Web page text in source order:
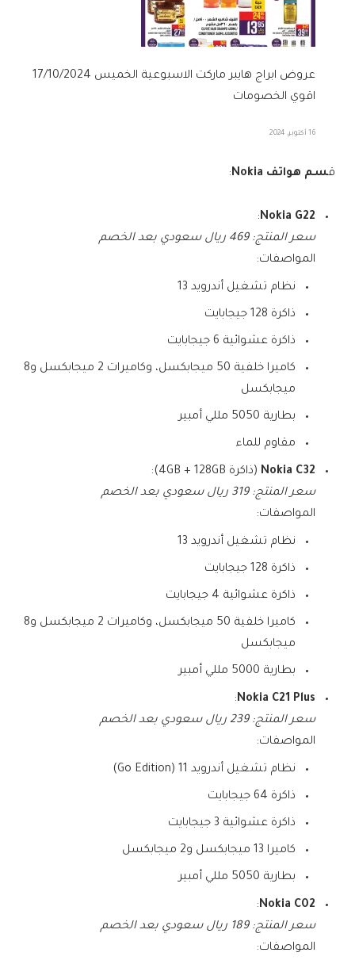
عروض ابراج هايبر ماركت الاسبوعية الخميس 17/10/2024
اقوي الخصومات
16 أكتوبر، 2024
قسم هواتف Nokia :
Nokia G22
:
سعر المنتج: 469 ريال سعودي بعد الخصم
المواصفات:
نظام تشغيل أندرويد 13
ذاكرة 128 جيجابايت
ذاكرة عشوائية 6 جيجابايت
كاميرا خلفية 50 ميجابكسل، وكاميرات 2 ميجابكسل و8
ميجابكسل
بطارية 5050 مللي أمبير
مقاوم للماء
Nokia C32 (ذاكرة 4GB + 128GB):
سعر المنتج: 319 ريال سعودي بعد الخصم
المواصفات:
نظام تشغيل أندرويد 13
ذاكرة 128 جيجابايت
ذاكرة عشوائية 4 جيجابايت
كاميرا خلفية 50 ميجابكسل، وكاميرات 2 ميجابكسل و8
ميجابكسل
بطارية 5000 مللي أمبير
Nokia C21 Plus
:
سعر المنتج: 239 ريال سعودي بعد الخصم
المواصفات:
نظام تشغيل أندرويد 11 (Go Edition)
ذاكرة 64 جيجابايت
ذاكرة عشوائية 3 جيجابايت
كاميرا 13 ميجابكسل و2 ميجابكسل
بطارية 5050 مللي أمبير
Nokia C02
:
سعر المنتج: 189 ريال سعودي بعد الخصم
المواصفات: